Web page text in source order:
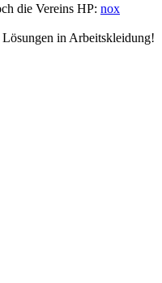
die Vereins HP: nox
in Arbeitskleidung!